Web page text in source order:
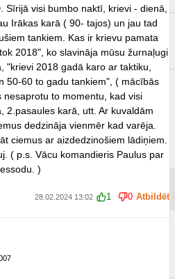
Sīrijā visi bumbo naktī, krievi - dienā,
Irākas karā ( 90- tajos) un jau tad
tankiem. Kas ir krievu pamata
2018", ko slavināja mūsu žurnaļugi
2018 gadā karo ar taktiku,
50-60 to gadu tankiem", ( mācībās
to momentu, kad visi
2.pasaules karā, utt. Ar kuvaldām
dedzināja vienmēr kad varēja.
ciemus ar aizdedzinošiem lādiņiem.
( p.s. Vācu komandieris Paulus par
)
28.02.2024 13:02 1 0 Atbildēt